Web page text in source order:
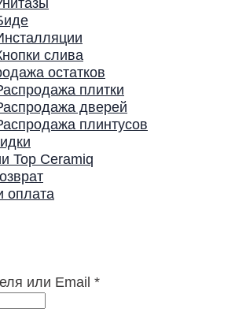
слива
остатков
плитки
дверей
плинтусов
Top Ceramiq
оплата
или Email *